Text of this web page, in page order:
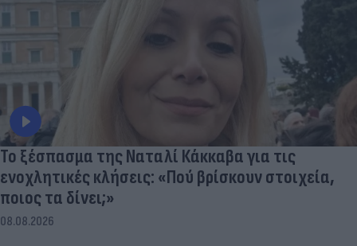
Το ξέσπασμα της Ναταλί Κάκκαβα για τις
ενοχλητικές κλήσεις: «Πού βρίσκουν στοιχεία,
ποιος τα δίνει;»
08.08.2026